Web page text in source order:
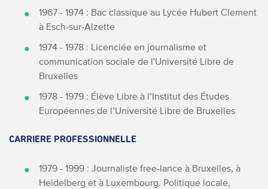
1967 - 1974 : Bac classique au Lycée Hubert Clement
à Esch-sur-Alzette
1974 - 1978 : Licenciée en journalisme et
communication sociale de l'Université Libre de
Bruxelles
1978 - 1979 : Élève Libre à l’Institut des Études
Européennes de l’Université Libre de Bruxelles
CARRIERE PROFESSIONNELLE
1979 - 1999 : Journaliste free-lance à Bruxelles, à
Heidelberg et à Luxembourg. Politique locale,